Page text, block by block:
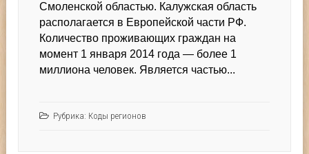
Смоленской областью. Калужская область
располагается в Европейской части РФ.
Количество проживающих граждан на
момент 1 января 2014 года — более 1
миллиона человек. Является частью...
Рубрика: Коды регионов